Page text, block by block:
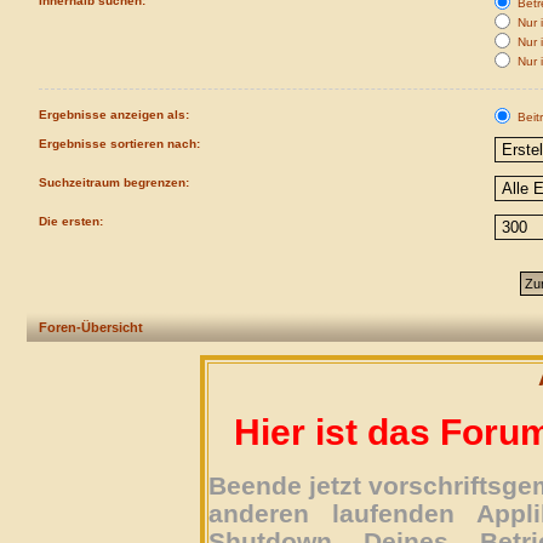
Nur
Nur
Nur
Ergebnisse anzeigen als:
Ergebnisse sortieren nach:
Suchzeitraum begrenzen:
Die ersten:
Foren-Übersicht
Hier ist das
Beende jetzt
anderen laufenden